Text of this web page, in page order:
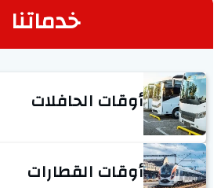
خدماتنا
أوقات الحافلات
أوقات القطارات